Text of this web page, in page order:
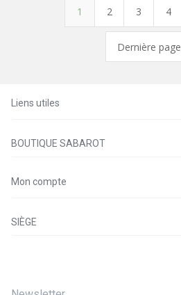
1 2 3 4
Dernière page
Liens utiles
BOUTIQUE SABAROT
Mon compte
SIÈGE